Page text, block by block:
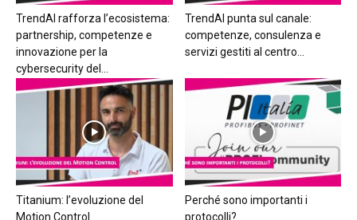
TrendAI rafforza l’ecosistema:
partnership, competenze e
innovazione per la
cybersecurity del...
TrendAI punta sul canale:
competenze, consulenza e
servizi gestiti al centro...
Titanium: l’evoluzione del
Motion Control
Perché sono importanti i
protocolli?